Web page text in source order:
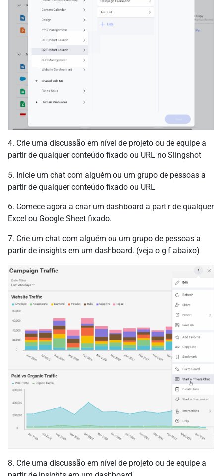
4. Crie uma discussão em nível de projeto ou de equipe a
partir de qualquer conteúdo fixado ou URL no Slingshot
5. Inicie um chat com alguém ou um grupo de pessoas a
partir de qualquer conteúdo fixado ou URL
6. Comece agora a criar um dashboard a partir de qualquer
Excel ou Google Sheet fixado.
7. Crie um chat com alguém ou um grupo de pessoas a
partir de insights em um dashboard. (veja o gif abaixo)
8. Crie uma discussão em nível de projeto ou de equipe a